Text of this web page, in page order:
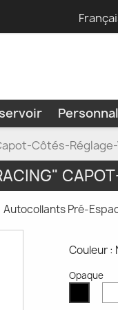
Côtés-
Autocollants Pré-
Couleur :
Opaque
Mat